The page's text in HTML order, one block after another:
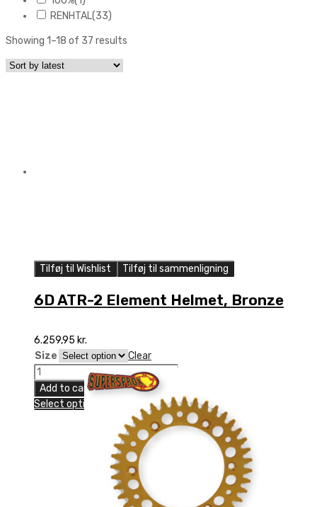
RENHTAL(33)
Showing 1–18 of 37 results
Tilføj til Wishlist Tilføj til sammenligning
6D ATR-2 Element Helmet, Bronze
6.259,95 kr.
Size
Clear
6D
ATR-
2
Add to cart
Select options